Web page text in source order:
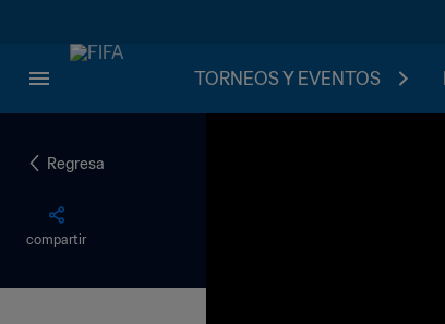
TORNEOS Y EVENTOS
Regresa
compartir